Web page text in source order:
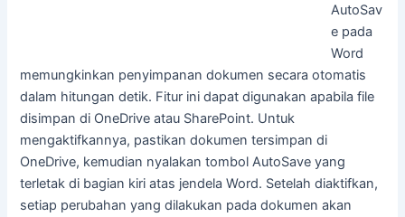
AutoSav
e pada
Word
memungkinkan penyimpanan dokumen secara otomatis
dalam hitungan detik. Fitur ini dapat digunakan apabila file
disimpan di OneDrive atau SharePoint. Untuk
mengaktifkannya, pastikan dokumen tersimpan di
OneDrive, kemudian nyalakan tombol AutoSave yang
terletak di bagian kiri atas jendela Word. Setelah diaktifkan,
setiap perubahan yang dilakukan pada dokumen akan